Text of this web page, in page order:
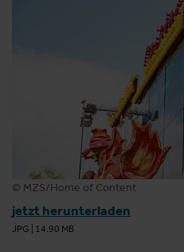
© MZS/Home of Content
jetzt herunterladen
JPG 14.90 MB